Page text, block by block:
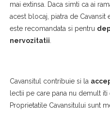
mai extinsa. Daca simti ca ai
acest blocaj, piatra de Cavansit
este recomandata si pentru
nervozitatii
Cavansitul contribuie si la
lectii pe care pana nu demult iti
Proprietatile Cavansitului sunt